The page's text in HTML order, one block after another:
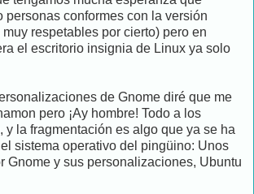
personas conformes con la versión
respetables por cierto) pero en
el escritorio insignia de Linux ya solo
de Gnome diré que me
pero ¡Ay hombre! Todo a los
y la fragmentación es algo que ya se ha
sistema operativo del pingüino: Unos
Gnome y sus personalizaciones, Ubuntu